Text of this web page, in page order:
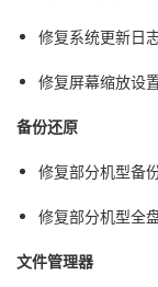
修复系统更新日
修复屏幕缩放设
备份还原
修复部分机型备
修复部分机型全
文件管理器